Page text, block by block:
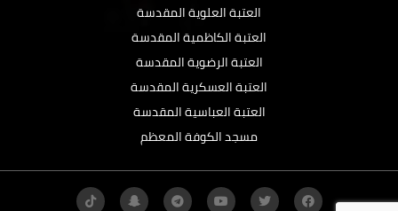
العتبة العلوية المقدسة
العتبة الكاظمية المقدسة
العتبة الرضوية المقدسة
العتبة العسكرية المقدسة
العتبة العباسية المقدسة
مسجد الكوفة المعظم